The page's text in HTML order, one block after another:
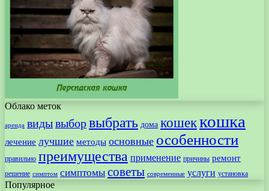
Облако меток
аренда видывыборвыбрать дома кошеккошка
лечение лучшие методы основные особенности
правильно преимущества применение причины ремонт
решение симптом симптомы советы современные услуги установка
Популярное